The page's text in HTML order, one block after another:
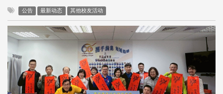
公告 最新动态 其他校友活动